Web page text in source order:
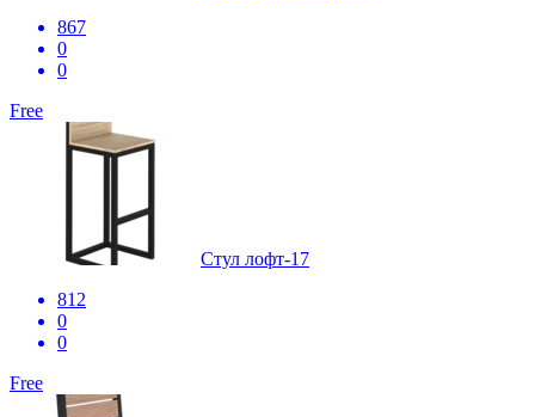
867
0
0
Free
Стул лофт-17
812
0
0
Free